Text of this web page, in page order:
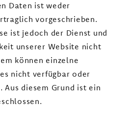
Daten ist weder
vorgeschrieben.
ist jedoch der Dienst und
unserer Website nicht
können einzelne
nicht verfügbar oder
Aus diesem Grund ist ein